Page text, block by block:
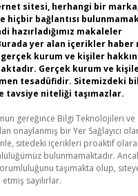
sitesi, herhangi bir
hiçbir bağlantısı
hazırladığımız makaleler
yer alan içerikler haber
kurum ve kişiler
Gerçek kurum ve
tesadüfidir. Sitemizdeki
tavsiye niteliği taşımazlar.
gereğince Bilgi Teknolojileri
onaylanmış bir Yer Sağlayıcı
sitedeki içerikleri proaktif
bulunmamaktadır.
taşımakta olup,
sayılırlar.